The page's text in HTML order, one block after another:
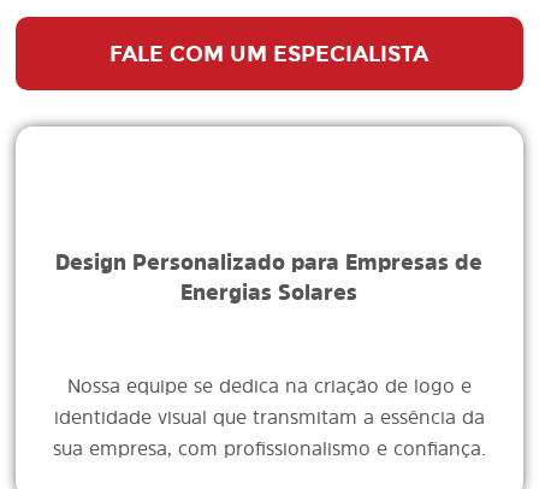
FALE COM UM ESPECIALISTA
Design Personalizado para Empresas de
Energias Solares
Nossa equipe se dedica na criação de logo e
identidade visual que transmitam a essência da
sua empresa, com profissionalismo e confiança.